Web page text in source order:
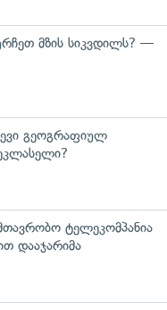
მზის სიკვდილს? —
გეოგრაფიულ
ტელეკომპანია
დააჯარიმა